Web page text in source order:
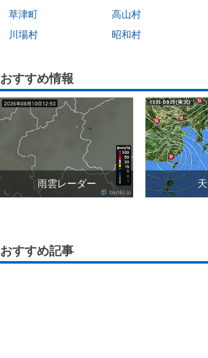
草津町
高山村
川場村
昭和村
おすすめ情報
雨雲レーダー
おすすめ記事